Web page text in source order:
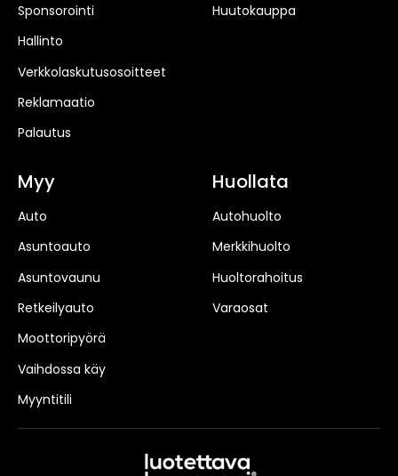
Sponsorointi
Hallinto
Verkkolaskutusosoitteet
Reklamaatio
Palautus
Huutokauppa
Myy
Auto
Asuntoauto
Asuntovaunu
Retkeilyauto
Moottoripyörä
Vaihdossa käy
Myyntitili
Huollata
Autohuolto
Merkkihuolto
Huoltorahoitus
Varaosat